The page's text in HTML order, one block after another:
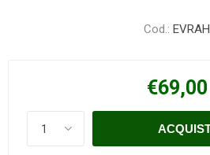
Cod.: EVRAH
€69,00